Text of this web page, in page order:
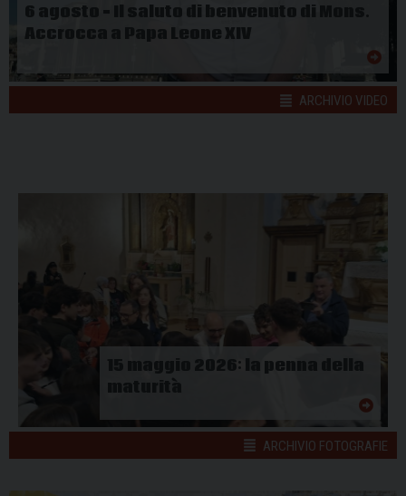
6 agosto – Il saluto di benvenuto di Mons.
Accrocca a Papa Leone XIV
ARCHIVIO VIDEO
15 maggio 2026: la penna della
maturità
ARCHIVIO FOTOGRAFIE